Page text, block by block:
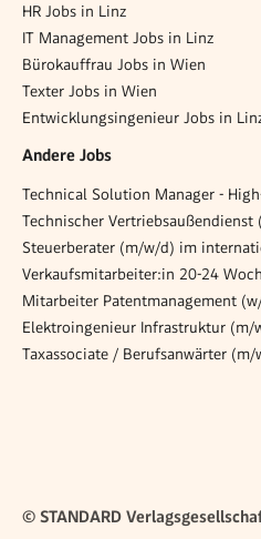
HR Jobs in Linz
IT Management Jobs in Linz
Bürokauffrau Jobs in Wien
Texter Jobs in Wien
Entwicklungsingenieur Jobs in
Andere Jobs
Technischer Vertriebsaußendienst
Steuerberater (m/w/d) im
Verkaufsmitarbeiter:in 20-24
Mitarbeiter Patentmanagement
Elektroingenieur Infrastruktur (m/
Taxassociate / Berufsanwärter
© STANDARD